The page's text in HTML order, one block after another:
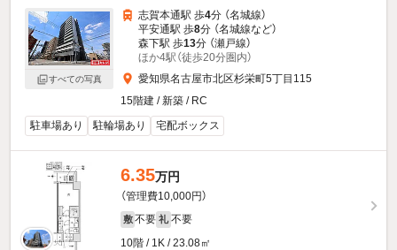
すべての写真
志賀本通駅 歩4分 （名城線）
平安通駅 歩8分 （名城線など）
森下駅 歩13分 （瀬戸線）
ほか4駅（徒歩20分圏内）
愛知県名古屋市北区杉栄町5丁目115
15階建 / 新築 / RC
駐車場あり
駐輪場あり 宅配ボックス
6.35万円
（管理費10,000円）
敷 不要 礼 不要
10階 / 1K / 23.08㎡